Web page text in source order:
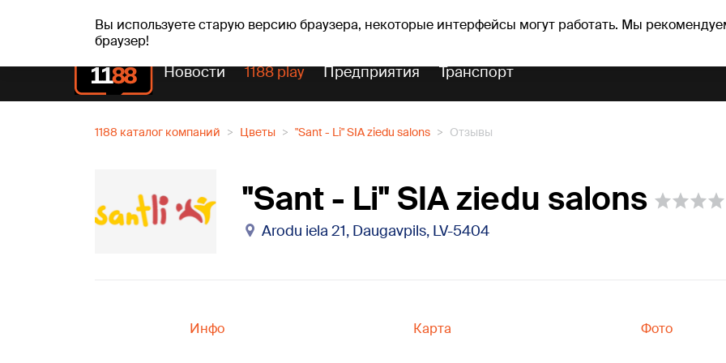
Вы используете старую версию браузера, некоторые интерфейсы могут работать. Мы
браузер!
пт, 07.08.2026. +21°C Alfrēds, Fredis, Madars Прогноз погоды Гороскопы
Новости 1188 play Предприятия Транспорт
1188 каталог компаний Цветы "Sant - Li" SIA ziedu salons Отзывы
"Sant - Li" SIA ziedu salons
Arodu iela 21, Daugavpils, LV-5404
Инфо Карта Фото